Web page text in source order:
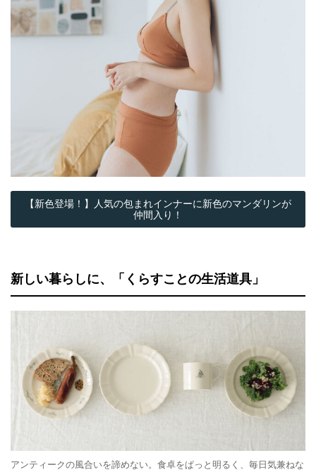
【新色登場！】人気の包まれインナーに新色のマンダリンが
仲間入り！
新しい暮らしに、「くらすことの生活道具」
アンティークの風合いを諦めない。食卓をぱっと明るく、毎日気兼ねな